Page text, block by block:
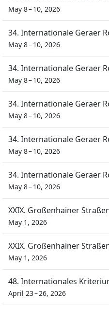
May 8 – 10, 2026
34. Internationale Geraer
May 8 – 10, 2026
34. Internationale Geraer
May 8 – 10, 2026
34. Internationale Geraer
May 8 – 10, 2026
34. Internationale Geraer
May 8 – 10, 2026
34. Internationale Geraer
May 8 – 10, 2026
XXIX. Großenhainer
May 1, 2026
XXIX. Großenhainer
May 1, 2026
48. Internationales
April 23 – 26, 2026